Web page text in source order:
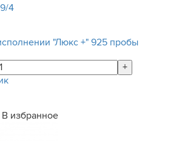
4
"Люкс +" 925 пробы
+
В избранное